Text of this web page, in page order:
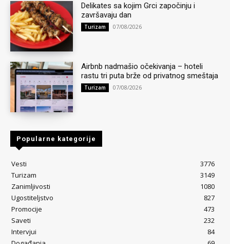
Delikates sa kojim Grci započinju i
završavaju dan
Turizam 07/08/2026
Airbnb nadmašio očekivanja – hoteli
rastu tri puta brže od privatnog smeštaja
Turizam 07/08/2026
Popularne kategorije
Vesti
3776
Turizam
3149
Zanimljivosti
1080
Ugostiteljstvo
827
Promocije
473
Saveti
232
Intervjui
84